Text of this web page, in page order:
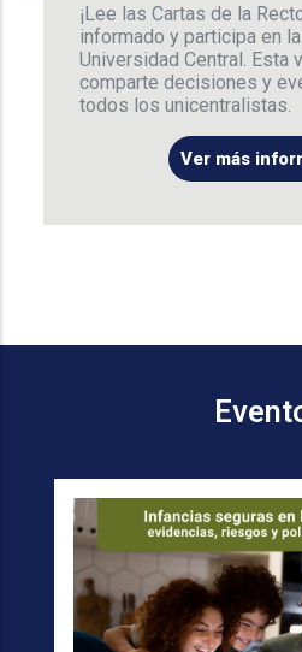
¡Lee las Cartas de la
informado y participa en
Universidad Central. Esta
comparte decisiones y
todos los unicentralistas.
Ver más